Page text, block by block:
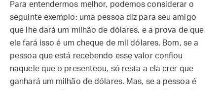
Para entendermos melhor, podemos considerar o
seguinte exemplo: uma pessoa diz para seu amigo
que lhe dará um milhão de dólares, e a prova de que
ele fará isso é um cheque de mil dólares. Bom, se a
pessoa que está recebendo esse valor confiou
naquele que o presenteou, só resta a ela crer que
ganhará um milhão de dólares. Mas, se a pessoa é